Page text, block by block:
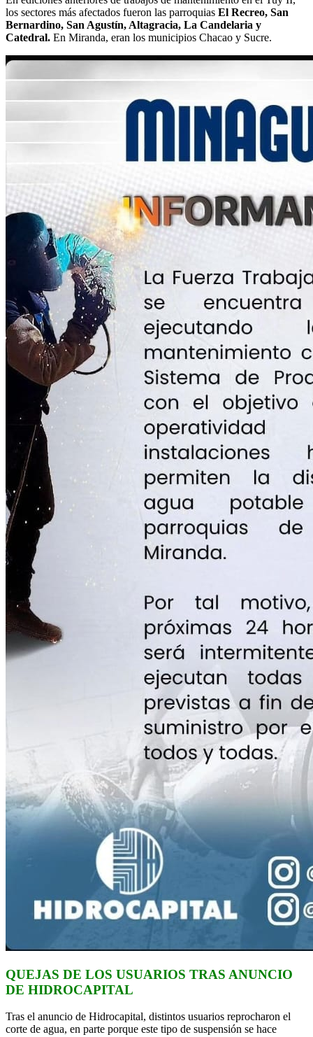
los sectores más afectados fueron las parroquias El Recreo, San
Bernardino, San Agustín, Altagracia, La Candelaria y
Catedral. En Miranda, eran los municipios Chacao y Sucre.
QUEJAS DE LOS USUARIOS TRAS ANUNCIO
DE HIDROCAPITAL
Tras el anuncio de Hidrocapital, distintos usuarios reprocharon el
corte de agua, en parte porque este tipo de suspensión se hace